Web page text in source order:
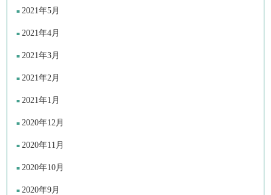
2021年5月
2021年4月
2021年3月
2021年2月
2021年1月
2020年12月
2020年11月
2020年10月
2020年9月